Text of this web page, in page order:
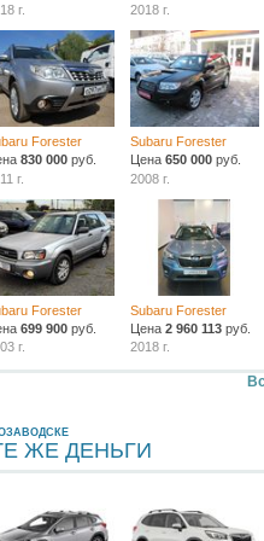
г. 2018 г.
Forester
830 000 руб.
г.
Subaru Forester
Цена650 000 руб.
2008 г.
Forester
699 900 руб.
г.
Subaru Forester
Цена2 960 113 руб.
2018 г.
ЖЕ ДЕНЬГИ